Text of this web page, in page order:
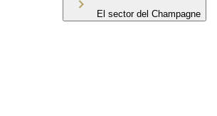
El sector del Champagne